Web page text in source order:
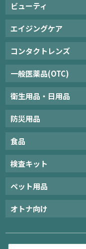
ビューティ
エイジングケア
コンタクトレンズ
一般医薬品(OTC)
衛生用品・日用品
防災用品
食品
検査キット
ペット用品
オトナ向け